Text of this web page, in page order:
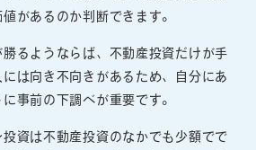
があるのか判断できます。
勝るようならば、不動産投資だけが手
は向き不向きがあるため、自分にあ
事前の下調べが重要です。
資は不動産投資のなかでも少額でで